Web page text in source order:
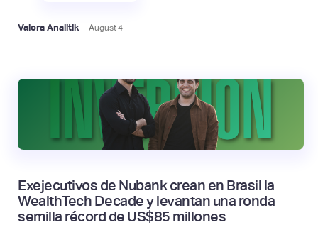
Valora Analitik | August4
Exejecutivos de Nubank crean en Brasil la
WealthTech Decade y levantan una ronda
semilla récord de US$85 millones